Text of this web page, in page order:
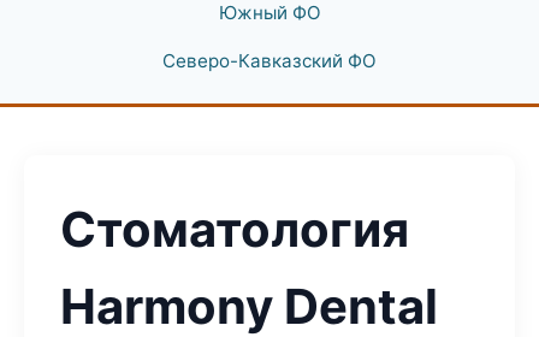
Южный ФО
Северо-Кавказский ФО
Стоматология
Harmony Dental